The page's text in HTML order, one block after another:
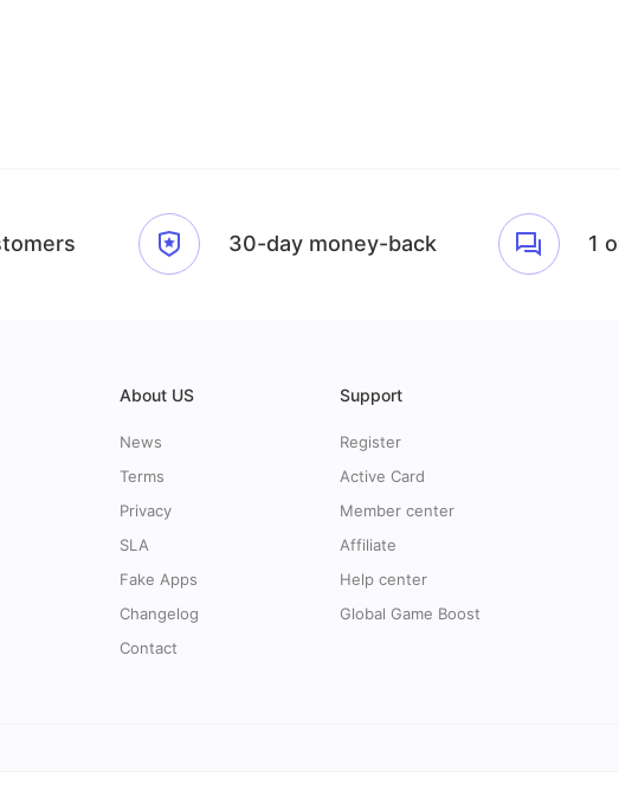
30-day money-back 1
About US
News
Terms
Privacy
SLA
Fake Apps
Changelog
Contact
Support
Register
Active Card
Member center
Affiliate
Help center
Global Game Boost